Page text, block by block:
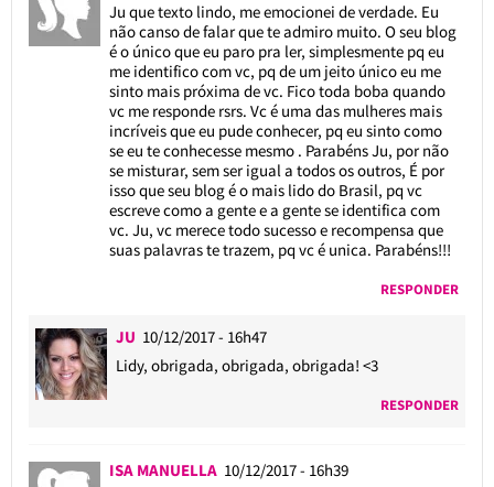
Ju que texto lindo, me emocionei de verdade. Eu
não canso de falar que te admiro muito. O seu blog
é o único que eu paro pra ler, simplesmente pq eu
me identifico com vc, pq de um jeito único eu me
sinto mais próxima de vc. Fico toda boba quando
vc me responde rsrs. Vc é uma das mulheres mais
incríveis que eu pude conhecer, pq eu sinto como
se eu te conhecesse mesmo . Parabéns Ju, por não
se misturar, sem ser igual a todos os outros, É por
isso que seu blog é o mais lido do Brasil, pq vc
escreve como a gente e a gente se identifica com
vc. Ju, vc merece todo sucesso e recompensa que
suas palavras te trazem, pq vc é unica. Parabéns!!!
RESPONDER
JU 10/12/2017 - 16h47
Lidy, obrigada, obrigada, obrigada! <3
RESPONDER
ISA MANUELLA 10/12/2017 - 16h39